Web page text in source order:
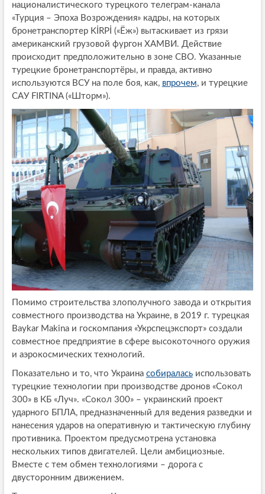
националистического турецкого телеграм-канала
«Турция – Эпоха Возрождения» кадры, на которых
бронетранспортер KİRPİ («Ёж») вытаскивает из грязи
американский грузовой фургон ХАМВИ. Действие
происходит предположительно в зоне СВО. Указанные
турецкие бронетранспортёры, и правда, активно
используются ВСУ на поле боя, как, впрочем, и турецкие
САУ FIRTINA («Шторм»).
Помимо строительства злополучного завода и открытия
совместного производства на Украине, в 2019 г. турецкая
Baykar Makina и госкомпания «Укрспецэкспорт» создали
совместное предприятие в сфере высокоточного оружия
и аэрокосмических технологий.
Показательно и то, что Украина собираласьиспользовать
турецкие технологии при производстве дронов «Сокол
300» в КБ «Луч». «Сокол 300» – украинский проект
ударного БПЛА, предназначенный для ведения разведки и
нанесения ударов на оперативную и тактическую глубину
противника. Проектом предусмотрена установка
нескольких типов двигателей. Цели амбициозные.
Вместе с тем обмен технологиями – дорога с
двусторонним движением.